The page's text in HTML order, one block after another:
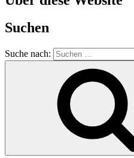
Suchen
Suche nach: